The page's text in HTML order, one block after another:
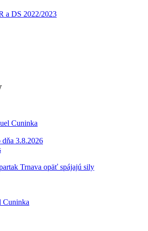
a DS 2022/2023
Cuninka
dňa 3.8.2026
Trnava opäť spájajú sily
Cuninka